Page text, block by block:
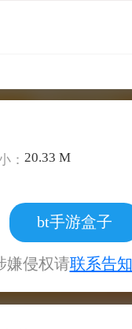
：20.33 M
bt手游盒子
嫌侵权请联系告知